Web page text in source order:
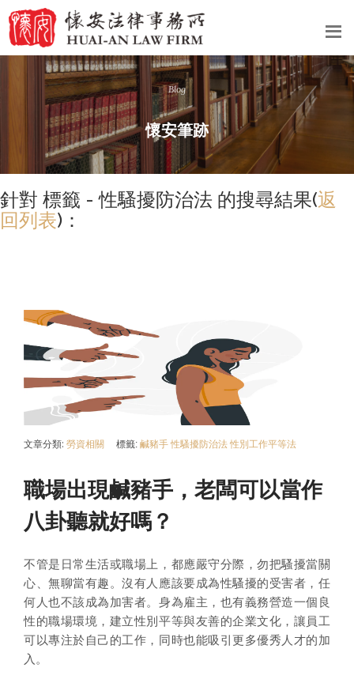
Blog
懷安筆跡
針對 標籤 - 性騷擾防治法 的搜尋結果(返
回列表)：
文章分類: 勞資相關 標籤: 鹹豬手 性騷擾防治法 性別工作平等法
職場出現鹹豬手，老闆可以當作
八卦聽就好嗎？
不管是日常生活或職場上，都應嚴守分際，勿把騷擾當關
心、無聊當有趣。沒有人應該要成為性騷擾的受害者，任
何人也不該成為加害者。身為雇主，也有義務營造一個良
性的職場環境，建立性別平等與友善的企業文化，讓員工
可以專注於自己的工作，同時也能吸引更多優秀人才的加
入。